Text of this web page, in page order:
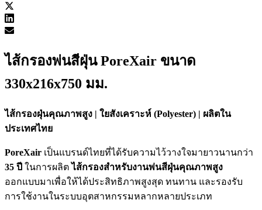
ไส้กรองพ่นสีฝุ่น PoreXair ขนาด
330x216x750 มม.
ไส้กรองฝุ่นคุณภาพสูง | ใยสังเคราะห์ (Polyester) | ผลิตใน
ประเทศไทย
PoreXair เป็นแบรนด์ไทยที่ได้รับความไว้วางใจมายาวนานกว่า
35 ปี ในการผลิตไส้กรองสำหรับงานพ่นสีฝุ่นคุณภาพสูง
ออกแบบมาเพื่อให้ได้ประสิทธิภาพสูงสุด ทนทาน และรองรับ
การใช้งานในระบบอุตสาหกรรมหลากหลายประเภท